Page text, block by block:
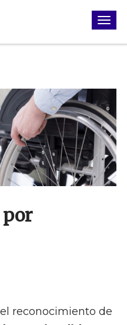
reconocimiento de